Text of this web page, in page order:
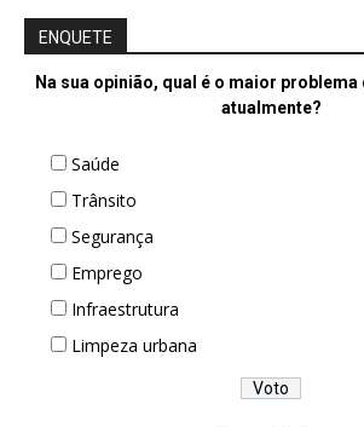
ENQUETE
Na sua opinião, qual é o maior problema
atualmente?
Saúde
Trânsito
Segurança
Emprego
Infraestrutura
Limpeza urbana